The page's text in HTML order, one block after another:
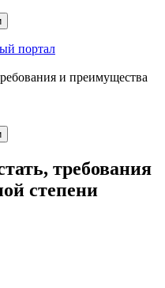
портал
и преимущества
требования
степени